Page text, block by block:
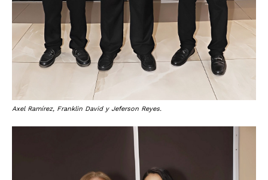
Axel Ramírez, Franklin David y Jeferson Reyes.